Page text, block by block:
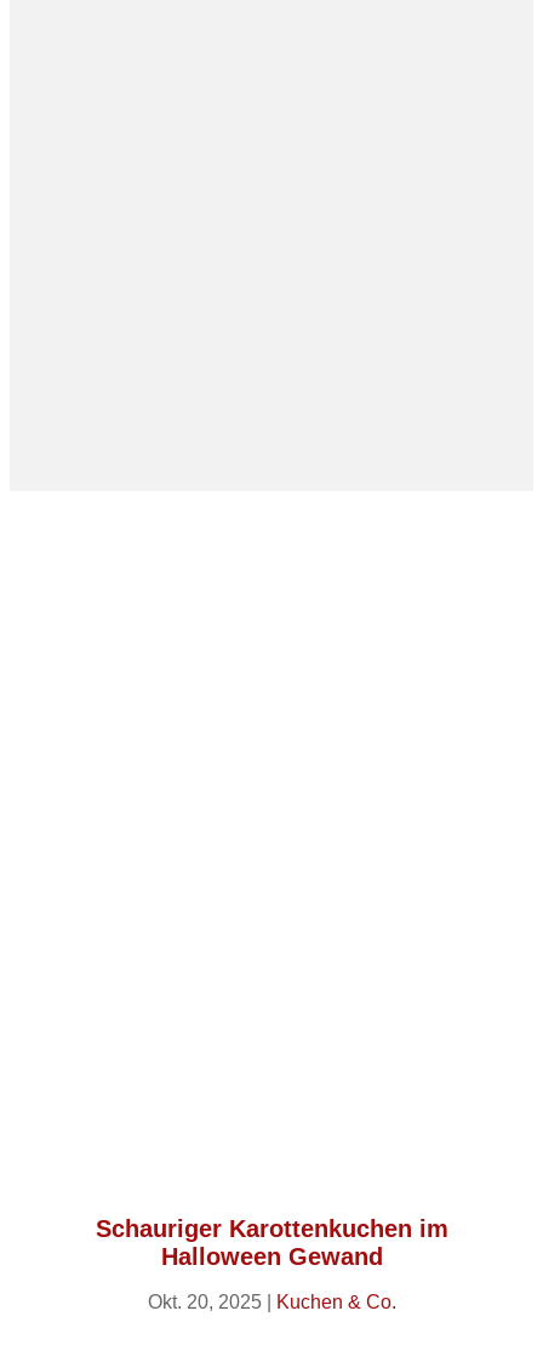
Schauriger Karottenkuchen im
Halloween Gewand
Okt. 20, 2025| Kuchen & Co.